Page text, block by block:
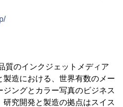
質のインクジェットメディア
製造における、世界有数のメー
ジングとカラー写真のビジネス
究開発と製造の拠点はスイス